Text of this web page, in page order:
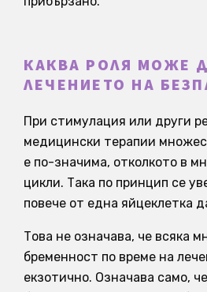
КАКВА РОЛЯ МОЖЕ
ЛЕЧЕНИЕТО НА
При стимулация или други
медицински терапии
е по-значима, отколкото в
цикли. Така по принцип се
повече от една яйцеклетка
Това не означава, че всяка
бременност по време на
екзотично. Означава само,